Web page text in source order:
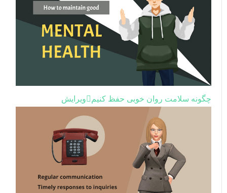
چگونه سلامت روان خوبی حفظ کنیم ویرایش